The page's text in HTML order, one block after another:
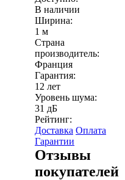
В наличии
Ширина:
1 м
Страна
производитель:
Франция
Гарантия:
12 лет
Уровень шума:
31 дБ
Рейтинг:
Доставка Оплата
Гарантии
Отзывы
покупателей